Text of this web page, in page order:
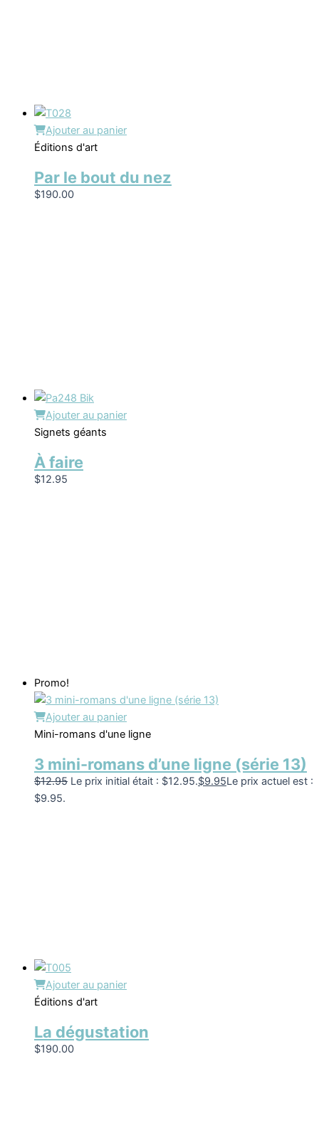
Ajouter au panier
Éditions d'art
Par le bout du nez
$190.00
Ajouter au panier
Signets géants
À faire
$12.95
Promo!
Ajouter au panier
Mini-romans d'une ligne
3 mini-romans d’une ligne (série 13)
$12.95 Le prix initial était : $12.95.$9.95Le prix actuel est :
$9.95.
Ajouter au panier
Éditions d'art
La dégustation
$190.00